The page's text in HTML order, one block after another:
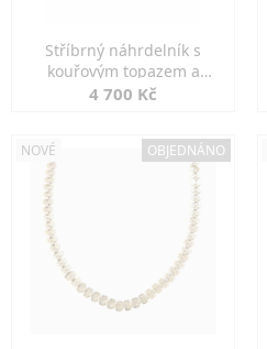
Stříbrný náhrdelník s
kouřovým topazem a
markazity
4 700 Kč
NOVÉ OBJEDNÁNO